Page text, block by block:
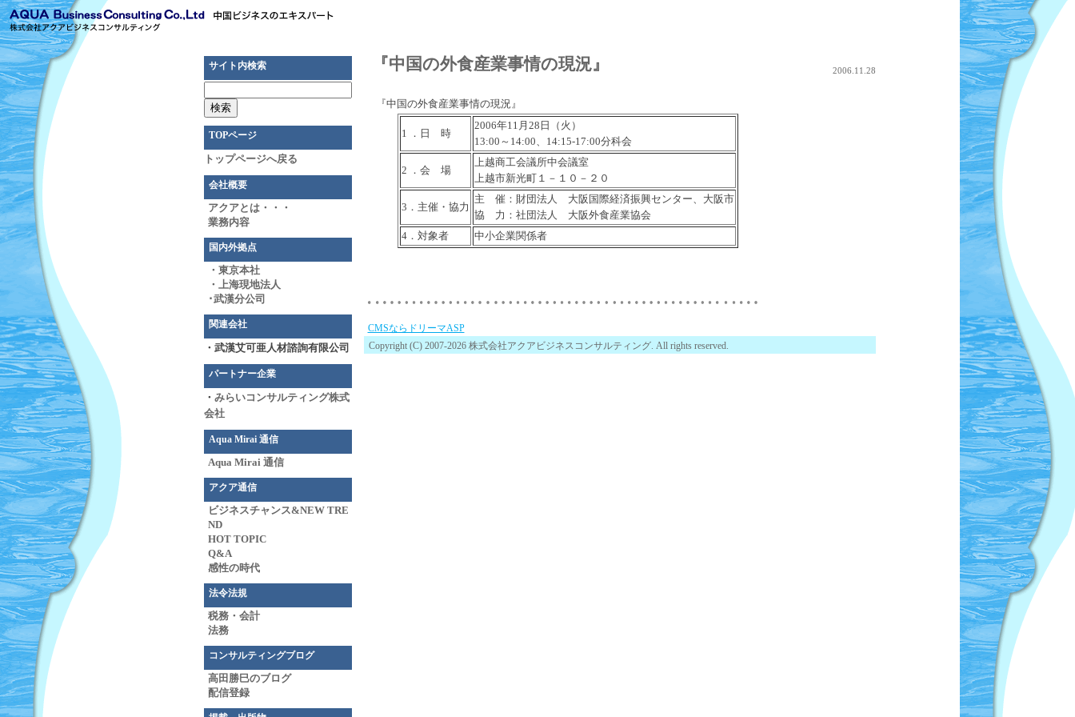
サイト内検索
TOPページ
トップページへ戻る
会社概要
アクアとは・・・
業務内容
国内外拠点
・東京本社
・上海現地法人
･武漢分公司
関連会社
・武漢艾可亜人材諮詢有限公司
パートナー企業
・ みらいコンサルティング株式
会社
Aqua Mirai 通信
Aqua Mirai 通信
アクア通信
ビジネスチャンス&NEW TRE
ND
HOT TOPIC
Q&A
感性の時代
法令法規
税務・会計
法務
コンサルティングブログ
高田勝巳のブログ
配信登録
『中国の外食産業事情の現況』 2006.11.28
『中国の外食産業事情の現況』
1 ．日 時
2006年11月28日（火）
13:00～14:00、14:15-17:00分科会
2 ．会 場
上越商工会議所中会議室
上越市新光町１－１０－２０
3．主催・協力
主 催：財団法人 大阪国際経済振興センター、大阪市
協 力：社団法人 大阪外食産業協会
4．対象者
中小企業関係者
CMSならドリーマASP
Copyright (C) 2007-2026 株式会社アクアビジネスコンサルティング. All rights reserved.